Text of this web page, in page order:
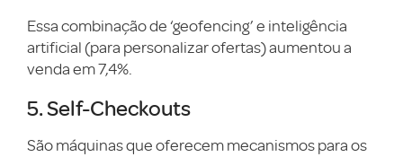
Essa combinação de ‘geofencing’ e inteligência
artificial (para personalizar ofertas) aumentou a
venda em 7,4%.
5. Self-Checkouts
São máquinas que oferecem mecanismos para os